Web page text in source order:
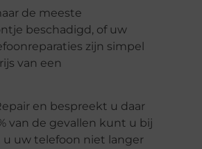
de meeste
beschadigd, of uw
zijn simpel
van een
en bespreekt u daar
van de gevallen kunt u bij
u uw telefoon niet langer